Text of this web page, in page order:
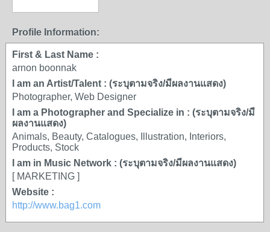
Profile Information:
First & Last Name :
arnon boonnak
I am an Artist/Talent : (ระบุตามจริง/มีผลงานแสดง)
Photographer, Web Designer
I am a Photographer and Specialize in : (ระบุตามจริง/มี
ผลงานแสดง)
Animals, Beauty, Catalogues, Illustration, Interiors,
Products, Stock
I am in Music Network : (ระบุตามจริง/มีผลงานแสดง)
[ MARKETING ]
Website :
http://www.bag1.com